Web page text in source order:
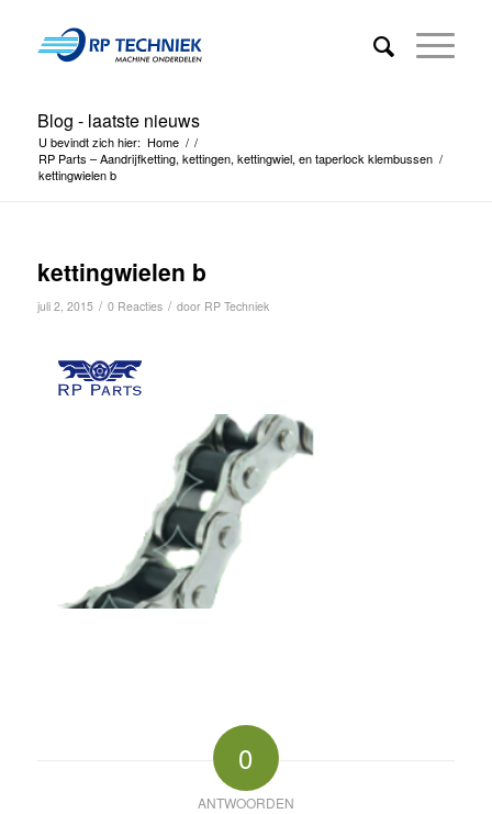
Blog - laatste nieuws
U bevindt zich hier: Home / /
RP Parts – Aandrijfketting, kettingen, kettingwiel, en taperlock klembussen /
kettingwielen b
kettingwielen b
juli 2, 2015 / 0 Reacties / door RP Techniek
0
ANTWOORDEN